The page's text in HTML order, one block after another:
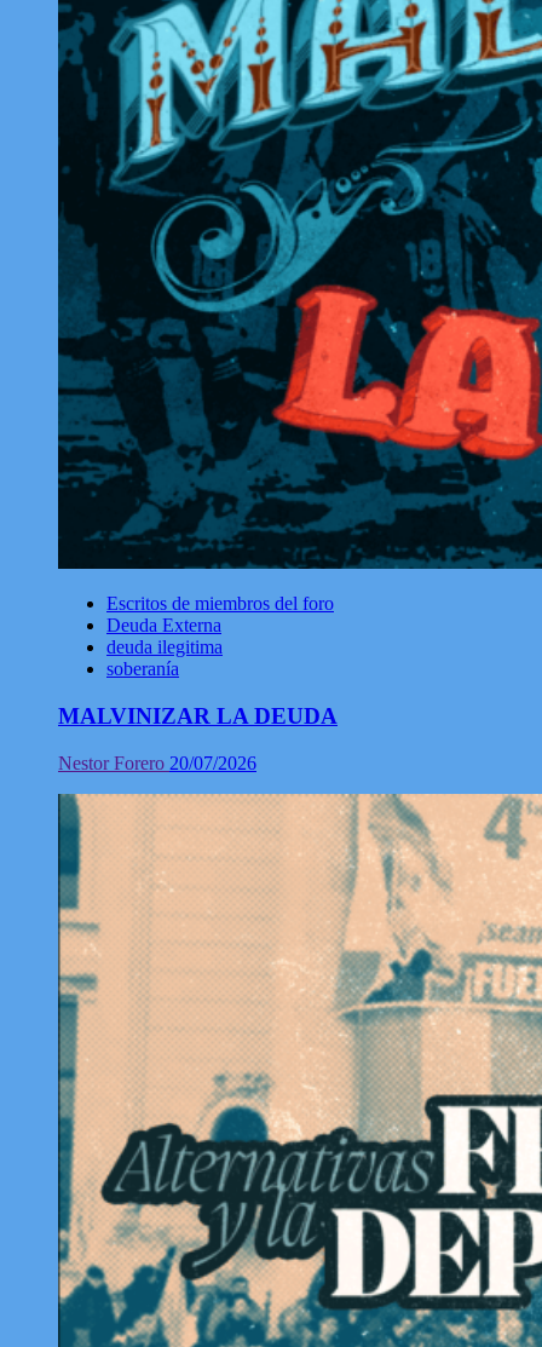
Escritos de miembros del foro
Deuda Externa
deuda ilegitima
soberanía
MALVINIZAR LA DEUDA
Nestor Forero 20/07/2026